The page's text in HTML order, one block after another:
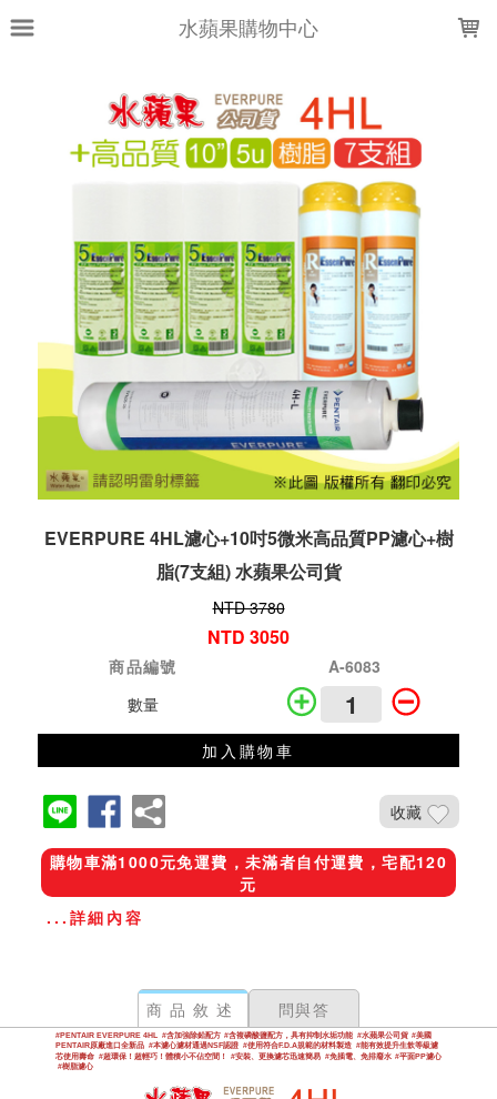
水蘋果購物中心
EVERPURE 4HL濾心+10吋5微米高品質PP濾心+樹
脂(7支組) 水蘋果公司貨
NTD 3780
NTD 3050
商品編號
A-6083
數量
加入購物車
收藏
購物車滿1000元免運費，未滿者自付運費，宅配120
元
...詳細內容
商品敘述 問與答